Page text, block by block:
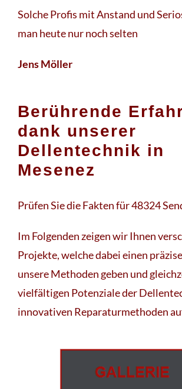
Solche Profis mit Anstand und
man heute nur noch selten
Jens Möller
Berührende
dank unserer
Dellentechnik in
Mesenez
Prüfen Sie die Fakten für 48324
Im Folgenden zeigen wir Ihnen
Projekte, welche dabei einen
unsere Methoden geben und
vielfältigen Potenziale der
innovativen Reparaturmethoden